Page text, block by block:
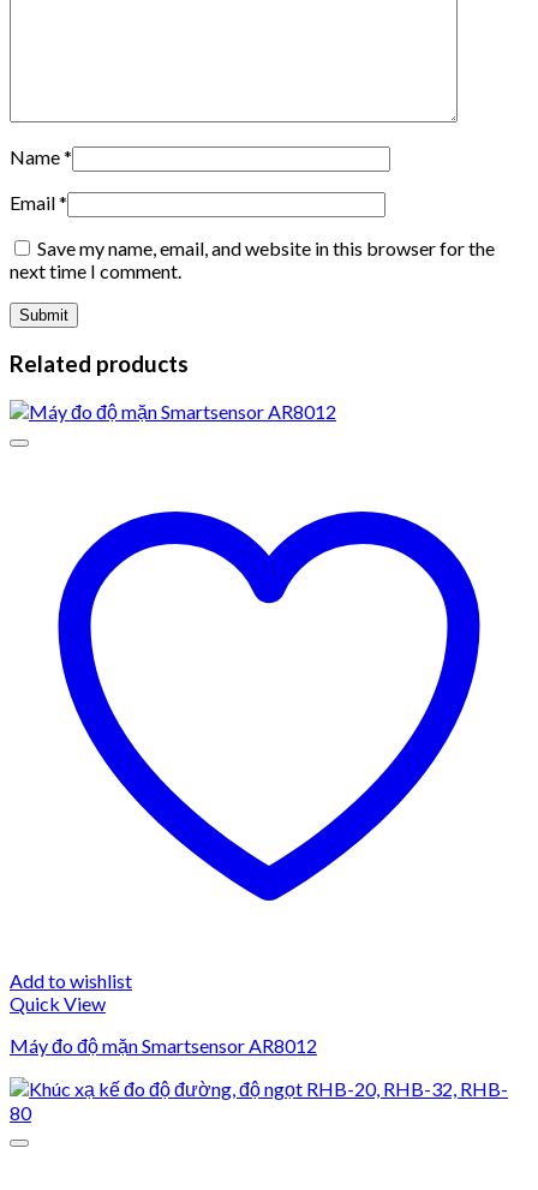
Name*
Email*
Save my name, email, and website in this browser for the
next time I comment.
Related products
Add to wishlist
Quick View
Máy đo độ mặn Smartsensor AR8012